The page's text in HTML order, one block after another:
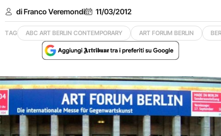
di Franco Veremondi 11/03/2012
TAG ABC ART BERLIN CONTEMPORARY ART FORUM BERLIN